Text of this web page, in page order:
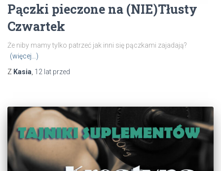
Pączki pieczone na (NIE)Tłusty
Czwartek
Że niby mamy tylko patrzeć jak inni się pączkami zajadają?
(więcej…)
Z Kasia 12 lat przed